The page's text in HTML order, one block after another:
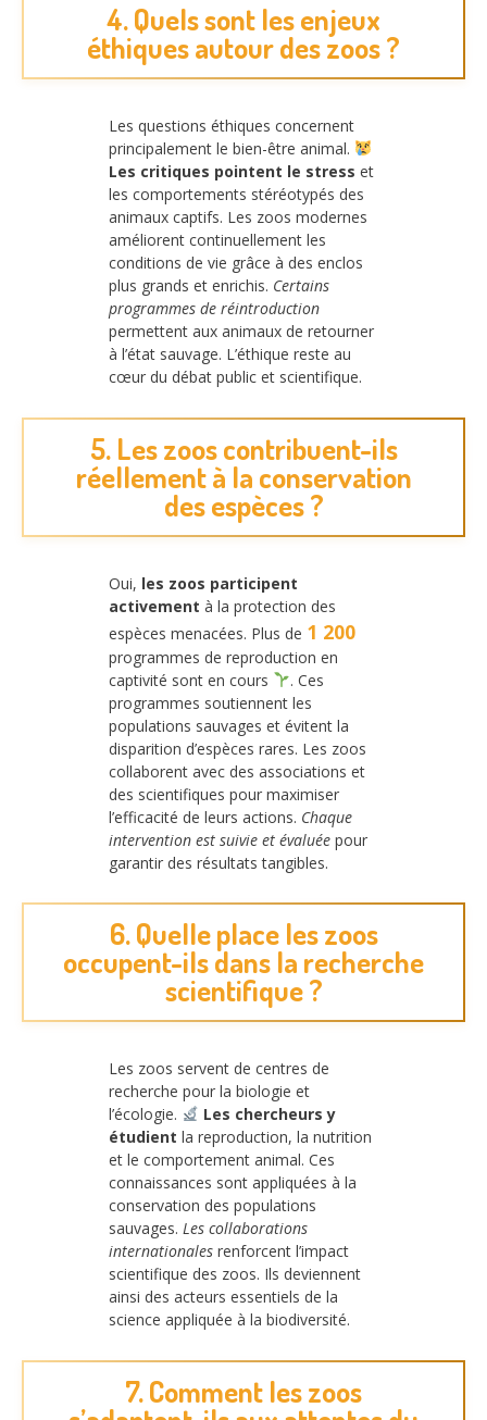
4. Quels sont les enjeux
éthiques autour des zoos ?
Les questions éthiques concernent
principalement le bien-être animal.
Les critiques pointent le stress et
les comportements stéréotypés des
animaux captifs. Les zoos modernes
améliorent continuellement les
conditions de vie grâce à des enclos
plus grands et enrichis. Certains
programmes de réintroduction
permettent aux animaux de retourner
à l’état sauvage. L’éthique reste au
cœur du débat public et scientifique.
5. Les zoos contribuent-ils
réellement à la conservation
des espèces ?
Oui, les zoos participent
activement à la protection des
espèces menacées. Plus de 1 200
programmes de reproduction en
captivité sont en cours
. Ces
programmes soutiennent les
populations sauvages et évitent la
disparition d’espèces rares. Les zoos
collaborent avec des associations et
des scientifiques pour maximiser
l’efficacité de leurs actions. Chaque
intervention est suivie et évaluée pour
garantir des résultats tangibles.
6. Quelle place les zoos
occupent-ils dans la recherche
scientifique ?
Les zoos servent de centres de
recherche pour la biologie et
l’écologie.
Les chercheurs y
étudient la reproduction, la nutrition
et le comportement animal. Ces
connaissances sont appliquées à la
conservation des populations
sauvages. Les collaborations
internationales renforcent l’impact
scientifique des zoos. Ils deviennent
ainsi des acteurs essentiels de la
science appliquée à la biodiversité.
7. Comment les zoos